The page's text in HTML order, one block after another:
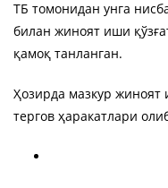
ТБ томонидан унга
билан жиноят иши
қамоқ танланган.
Ҳозирда мазкур жиноят
тергов ҳаракатлари